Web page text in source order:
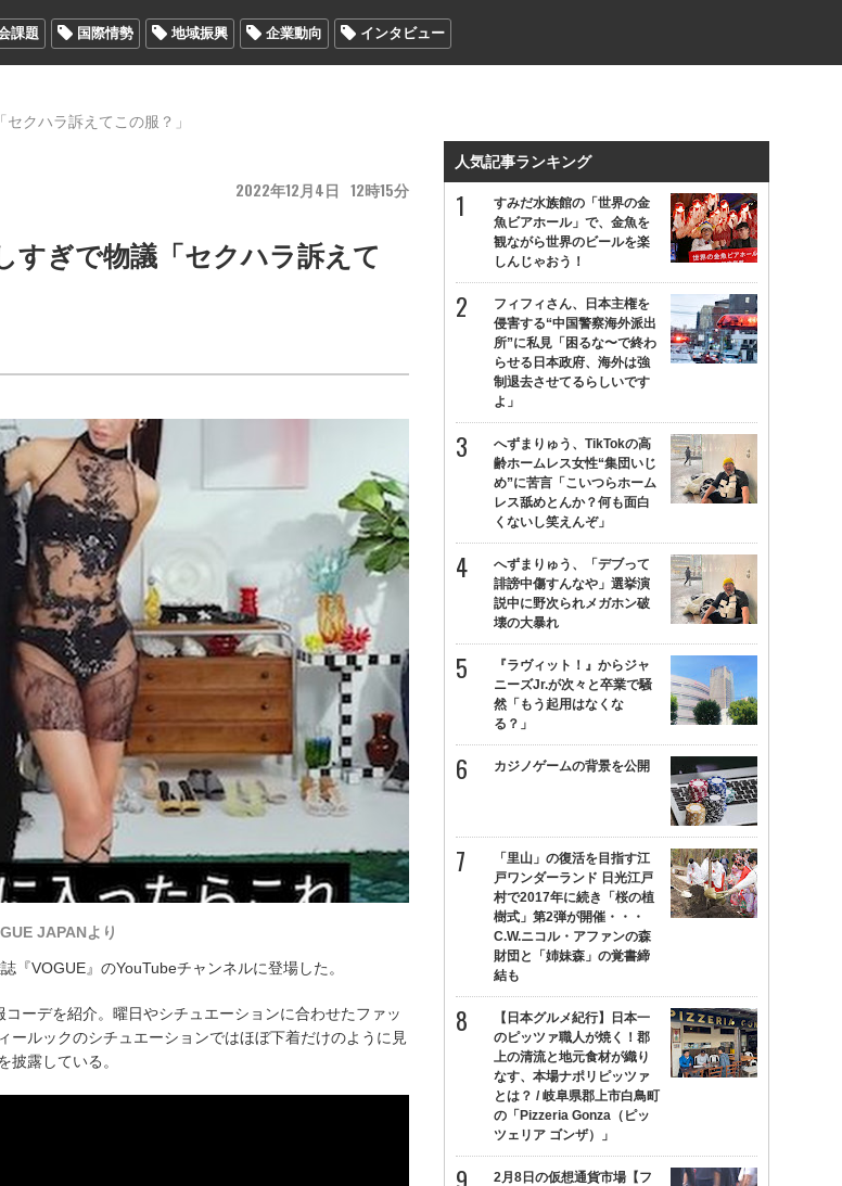
課題 国際情勢 地域振興 企業動向 インタビュー
クハラ訴えてこの服？」
2022 12 4 12 15
すぎで物議「セクハラ訴えて
JAPANより
『VOGUE』のYouTubeチャンネルに登場した。
ーデを紹介。曜日やシチュエーションに合わせたファッ
ールックのシチュエーションではほぼ下着だけのように見
披露している。
人気記事ランキング
すみだ水族館の「世界の金
魚ビアホール」で、金魚を
観ながら世界のビールを楽
しんじゃおう！
フィフィさん、日本主権を
侵害する“中国警察海外派出
所”に私見「困るな〜で終わ
らせる日本政府、海外は強
制退去させてるらしいです
よ」
へずまりゅう、TikTokの高
齢ホームレス女性“集団いじ
め”に苦言「こいつらホーム
レス舐めとんか？何も面白
くないし笑えんぞ」
へずまりゅう、「デブって
誹謗中傷すんなや」選挙演
説中に野次られメガホン破
壊の大暴れ
『ラヴィット！』からジャ
ニーズJr.が次々と卒業で騒
然「もう起用はなくな
る？」
カジノゲームの背景を公開
「里山」の復活を目指す江
戸ワンダーランド 日光江戸
村で2017年に続き「桜の植
樹式」第2弾が開催・・・
C.W.ニコル・アファンの森
財団と「姉妹森」の覚書締
結も
【日本グルメ紀行】日本一
のピッツァ職人が焼く！郡
上の清流と地元食材が織り
なす、本場ナポリピッツァ
とは？ / 岐阜県郡上市白鳥町
の「Pizzeria Gonza（ピッ
ツェリア ゴンザ）」
2月8日の仮想通貨市場【フ